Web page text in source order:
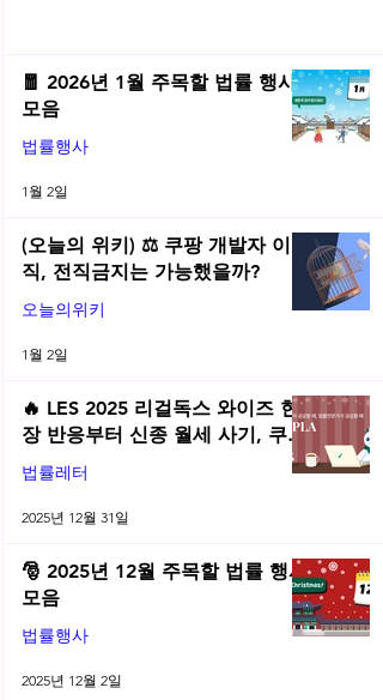
🧧 2026년 1월 주목할 법률 행사
모음
법률행사
1월 2일
(오늘의 위키) ⚖️ 쿠팡 개발자 이
직, 전직금지는 가능했을까?
오늘의위키
1월 2일
🔥 LES 2025 리걸독스 와이즈 현
장 반응부터 신종 월세 사기, 쿠팡
전직금지 가처분 위키까지| 2025
년 12월 네플라 법률레터
법률레터
2025년 12월 31일
🎅 2025년 12월 주목할 법률 행사
모음
법률행사
2025년 12월 2일